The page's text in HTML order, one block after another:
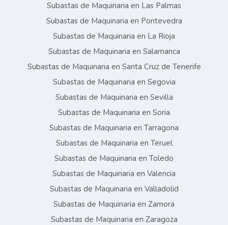
Subastas de Maquinaria en Las Palmas
Subastas de Maquinaria en Pontevedra
Subastas de Maquinaria en La Rioja
Subastas de Maquinaria en Salamanca
Subastas de Maquinaria en Santa Cruz de Tenerife
Subastas de Maquinaria en Segovia
Subastas de Maquinaria en Sevilla
Subastas de Maquinaria en Soria
Subastas de Maquinaria en Tarragona
Subastas de Maquinaria en Teruel
Subastas de Maquinaria en Toledo
Subastas de Maquinaria en Valencia
Subastas de Maquinaria en Valladolid
Subastas de Maquinaria en Zamora
Subastas de Maquinaria en Zaragoza